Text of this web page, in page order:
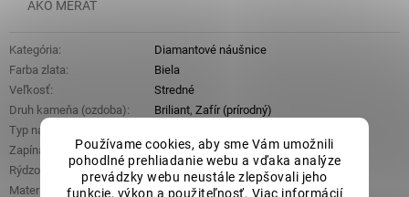
Používame cookies, aby sme Vám umožnili
pohodlné prehliadanie webu a vďaka analýze
prevádzky webu neustále zlepšovali jeho
funkcie, výkon a použiteľnosť. Viac informácií
AKO MERAŤ
Kategória:
Diamantové náušnice
Farba zlata:
Biela
Veľkosť:
Stredné
Druh kameňa (ozdoba): Briliant, Zafír (prírodný)
Typ náušnic
Zapínanie
Klasický patent
Rýdzosť
Zlato 14kt 585/1000
Materiál
Zlato